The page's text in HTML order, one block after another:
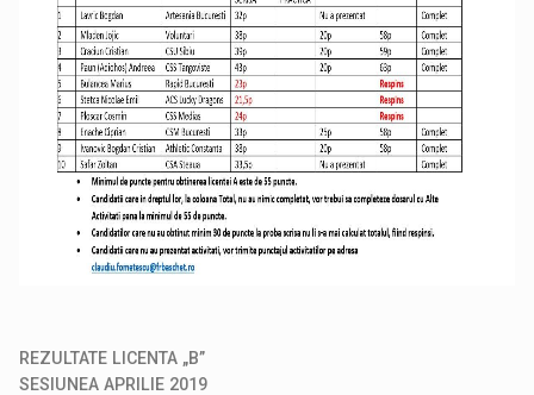
REZULTATE LICENTA „B”
SESIUNEA APRILIE 2019